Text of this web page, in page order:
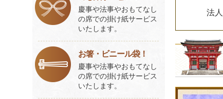
法
慶事や法事やおもてなし
の席での掛け紙サービス
いたします。
お箸・ビニール袋！
慶事や法事やおもてなし
の席での掛け紙サービス
いたします。